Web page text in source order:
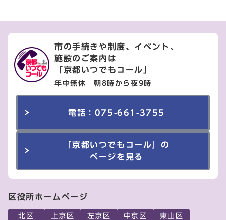
市の手続きや制度、イベント、
施設のご案内は
「京都いつでもコール」
年中無休 朝8時から夜9時
電話：075-661-3755
「京都いつでもコール」の
ページを見る
区役所ホームページ
北区 上京区 左京区 中京区
東山区